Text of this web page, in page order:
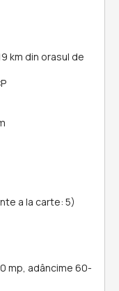
km din orasul de
a la carte: 5)
mp, adâncime 60-